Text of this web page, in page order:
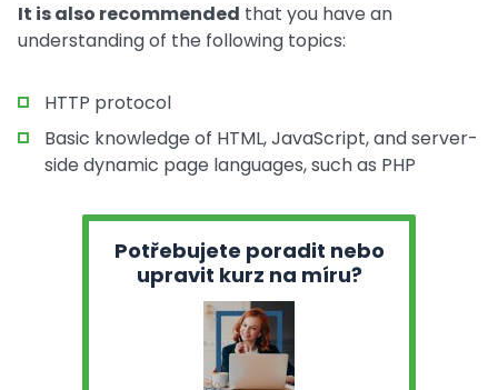
It is also recommended that you have an
understanding of the following topics:
HTTP protocol
Basic knowledge of HTML, JavaScript, and server-
side dynamic page languages, such as PHP
Potřebujete poradit nebo
upravit kurz na míru?